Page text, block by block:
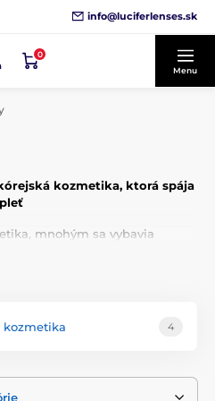
info@luciferlenses.sk
0
Menu
kozmetika, ktorá spája
mnohým sa vybavia
si značka získala milióny
výsledkami.
kozmetika 4